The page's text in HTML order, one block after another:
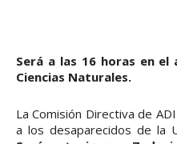
Será a las 16 horas en
Ciencias Naturales.
La Comisión Directiva de
a los desaparecidos de la